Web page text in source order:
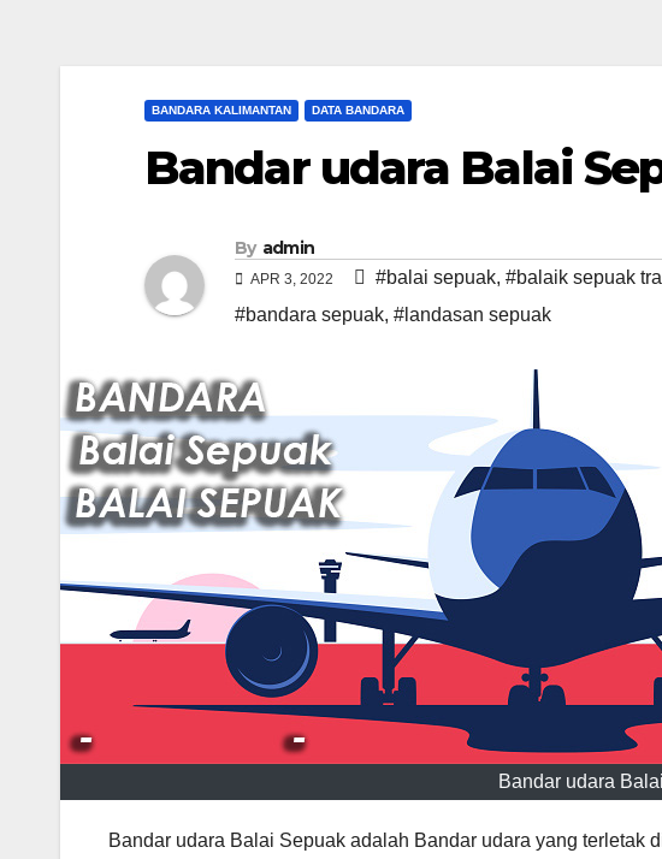
BANDARA KALIMANTAN DATA BANDARA
Bandar udara Balai
By admin
APR 3, 2022 #balai sepuak, #balaik sepuak
#bandara sepuak, #landasan sepuak
Bandar udara
Bandar udara Balai Sepuak adalah Bandar udara yang terletak